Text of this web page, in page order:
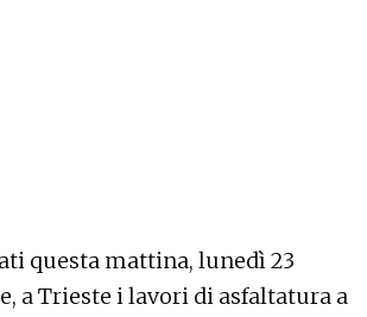
questa mattina, lunedì 23
a Trieste i lavori di asfaltatura a